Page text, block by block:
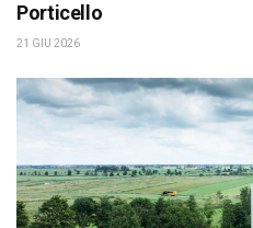
Porticello
21 GIU 2026